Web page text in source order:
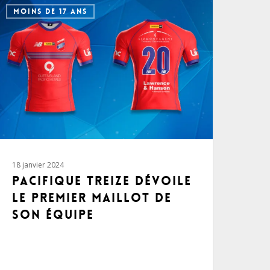
MOINS DE 17 ANS
18 janvier 2024
Pacifique Treize dévoile
le premier maillot de
son équipe